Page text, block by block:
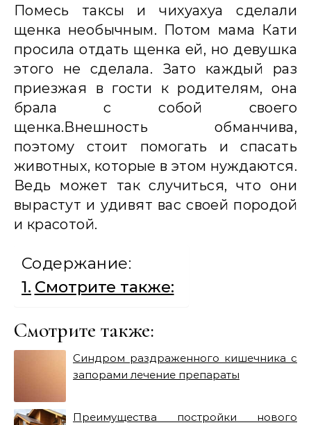
Помесь таксы и чихуахуа сделали
щенка необычным. Потом мама Кати
просила отдать щенка ей, но девушка
этого не сделала. Зато каждый раз
приезжая в гости к родителям, она
брала с собой своего
щенка.Внешность обманчива,
поэтому стоит помогать и спасать
животных, которые в этом нуждаются.
Ведь может так случиться, что они
вырастут и удивят вас своей породой
и красотой.
Содержание:
Смотрите также:
Смотрите также:
Синдром раздраженного кишечника с
запорами лечение препараты
Преимущества постройки нового